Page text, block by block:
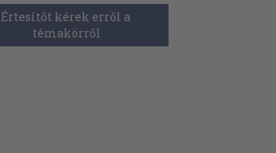
Értesítőt kérek erről a
témakörről